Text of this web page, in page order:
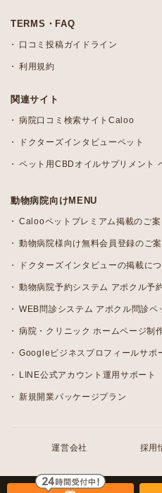
TERMS・FAQ
口コミ投稿ガイドライン
利用規約
関連サイト
病院口コミ検索サイトCaloo
ドクターズインタビューペット
ペット用CBDオイルサプリメント
動物病院向けMENU
Calooペットプレミアム掲載のご案
動物病院様向け無料会員登録のご
ドクターズインタビューの掲載に
動物病院予約システム アポクル予
WEB問診システム アポクル問診ペ
病院・クリニック ホームページ制
Googleビジネスプロフィールサポ
LINE公式アカウント運用サポート
新規開業パッケージプラン
運営会社 採用